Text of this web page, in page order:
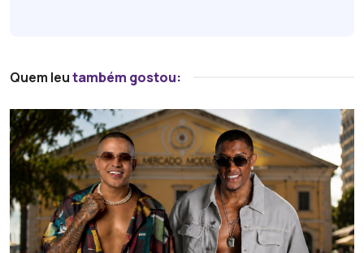
Quem leutambém gostou: